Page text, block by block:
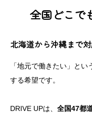
全国どこで
北海道から沖縄まで
「地元で働きたい」と
する希望です。
DRIVE UPは、 全国47都